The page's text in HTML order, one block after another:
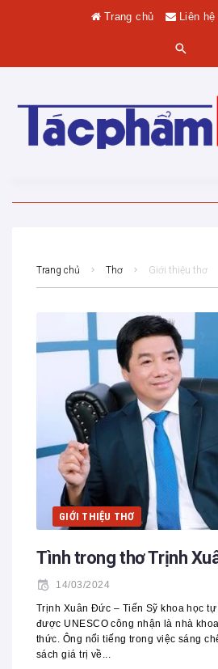
Trang chủ Liên
Trang chủ Thơ Giới thiệu thơ
GIỚI THIỆU THƠ
Tình trong thơ Trịnh
14/03/2024
Trịnh Xuân Đức – Tiến Sỹ khoa học
được UNESCO công nhận là nhà
thức. Ông nổi tiếng trong việc sáng
sách giá trị về...